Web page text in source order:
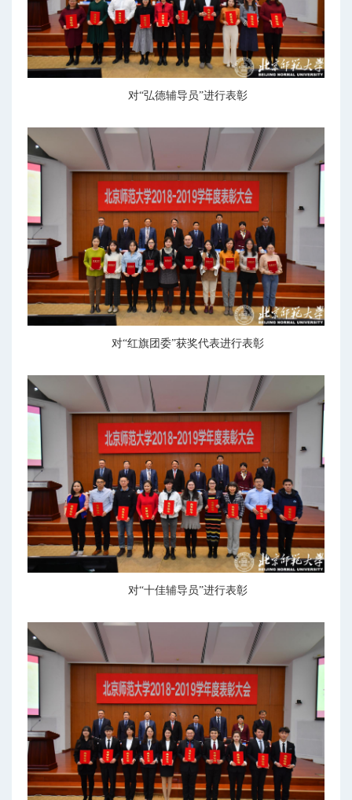
对“弘德辅导员”进行表彰
对“红旗团委”获奖代表进行表彰
对“十佳辅导员”进行表彰